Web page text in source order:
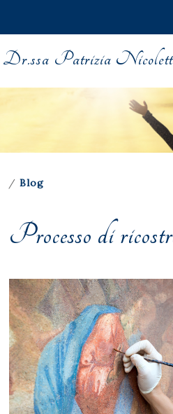
Dr.ssa Patrizia
/ Blog
Processo di